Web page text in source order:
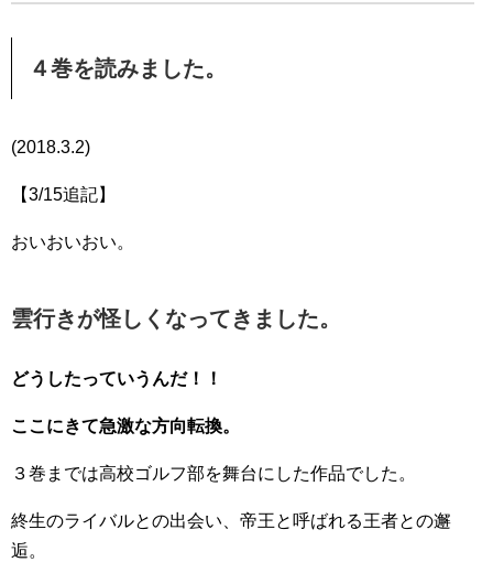
４巻を読みました。
(2018.3.2)
【3/15追記】
おいおいおい。
雲行きが怪しくなってきました。
どうしたっていうんだ！！
ここにきて急激な方向転換。
３巻までは高校ゴルフ部を舞台にした作品でした。
終生のライバルとの出会い、帝王と呼ばれる王者との邂
逅。